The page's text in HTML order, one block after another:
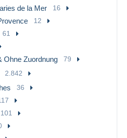
de la Mer 16
12
61
Ohne Zuordnung 79
2.842
36
101